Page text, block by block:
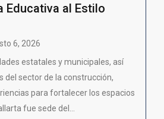
Educativa al Estilo
6, 2026
estatales y municipales, así
del sector de la construcción,
para fortalecer los espacios
fue sede del...